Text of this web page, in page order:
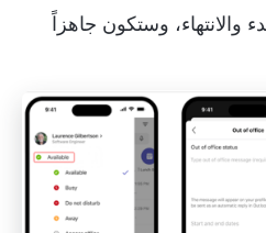
والانتهاء، وستكون جاهزاً